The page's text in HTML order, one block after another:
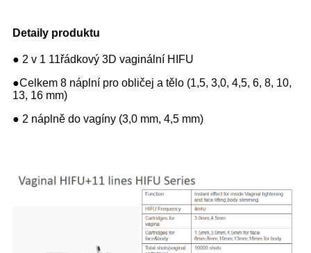
Detaily produktu
● 2 v 1 11řádkový 3D vaginální HIFU
●Celkem 8 náplní pro obličej a tělo (1,5, 3,0, 4,5, 6, 8, 10,
13, 16 mm)
● 2 náplně do vagíny (3,0 mm, 4,5 mm)